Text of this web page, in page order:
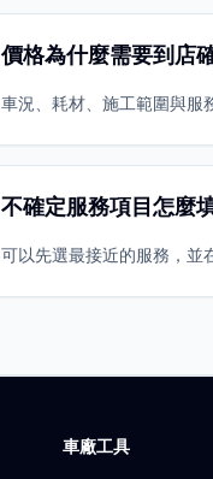
價格為什麼需要到店
車況、耗材、施工範圍與服
不確定服務項目怎麼
可以先選最接近的服務，並
車廠工具